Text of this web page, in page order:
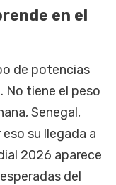
en el
de potencias
tiene el peso
Senegal,
su llegada a
2026 aparece
del